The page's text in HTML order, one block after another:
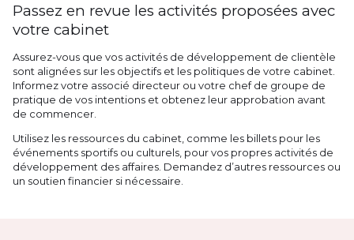
Passez en revue les activités proposées avec
votre cabinet
Assurez-vous que vos activités de développement de clientèle
sont alignées sur les objectifs et les politiques de votre cabinet.
Informez votre associé directeur ou votre chef de groupe de
pratique de vos intentions et obtenez leur approbation avant
de commencer.
Utilisez les ressources du cabinet, comme les billets pour les
événements sportifs ou culturels, pour vos propres activités de
développement des affaires. Demandez d’autres ressources ou
un soutien financier si nécessaire.